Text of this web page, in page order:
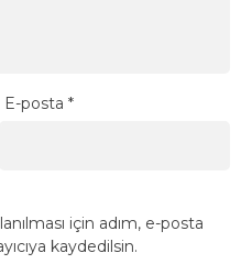
E-posta*
için adım, e-posta
kaydedilsin.